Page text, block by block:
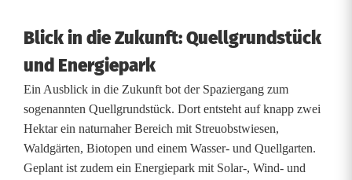
Blick in die Zukunft: Quellgrundstück
und Energiepark
Ein Ausblick in die Zukunft bot der Spaziergang zum
sogenannten Quellgrundstück. Dort entsteht auf knapp zwei
Hektar ein naturnaher Bereich mit Streuobstwiesen,
Waldgärten, Biotopen und einem Wasser- und Quellgarten.
Geplant ist zudem ein Energiepark mit Solar-, Wind- und